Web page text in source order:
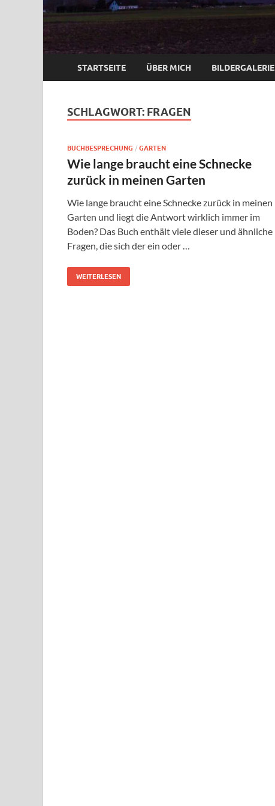
STARTSEITE ÜBER MICH BILDERGALERIE
SCHLAGWORT: FRAGEN
BUCHBESPRECHUNG / GARTEN
Wie lange braucht eine Schnecke
zurück in meinen Garten
Wie lange braucht eine Schnecke zurück in meinen
Garten und liegt die Antwort wirklich immer im
Boden? Das Buch enthält viele dieser und ähnliche
Fragen, die sich der ein oder …
WEITERLESEN